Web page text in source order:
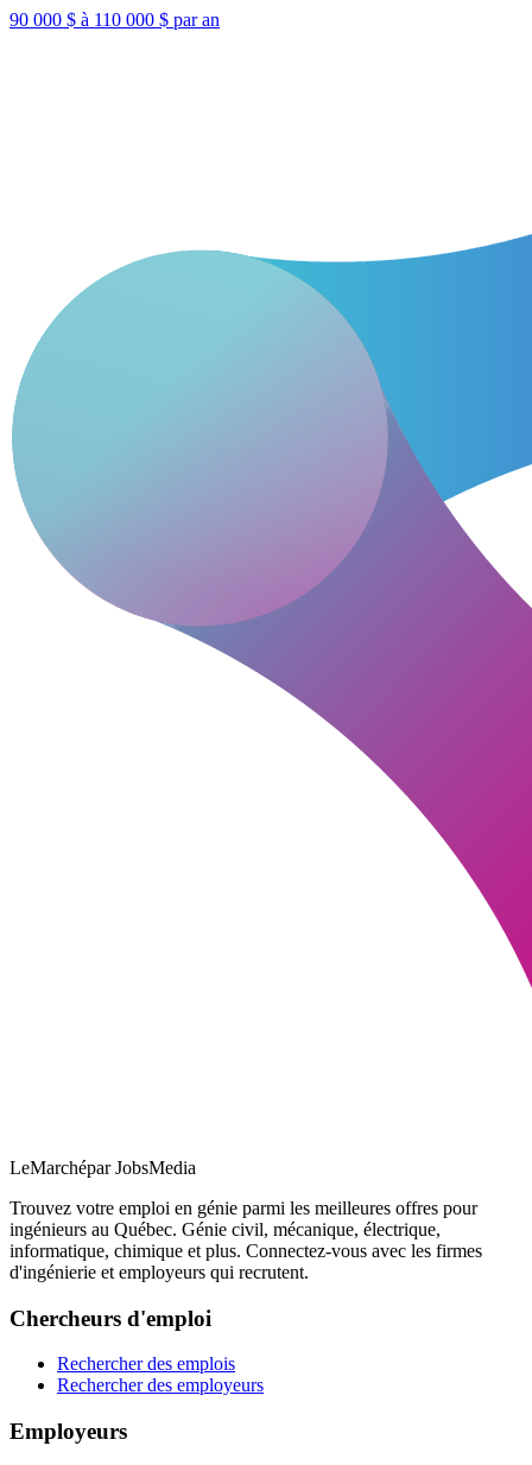
90 000 $ à 110 000 $ par an
LeMarchépar JobsMedia
Trouvez votre emploi en génie parmi les meilleures offres pour
ingénieurs au Québec. Génie civil, mécanique, électrique,
informatique, chimique et plus. Connectez-vous avec les firmes
d'ingénierie et employeurs qui recrutent.
Chercheurs d'emploi
Rechercher des emplois
Rechercher des employeurs
Employeurs